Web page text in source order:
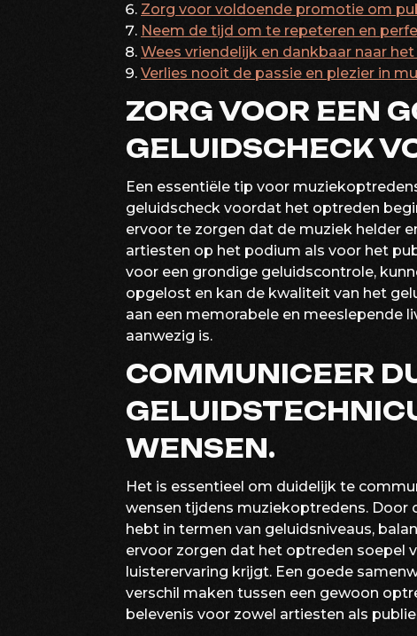
Zorg voor voldoende promotie om
Neem de tijd om te repeteren en
Wees vriendelijk en dankbaar naar
Verlies nooit de passie en plezier in
ZORG VOOR EEN
GELUIDSCHECK
Een essentiële tip voor
geluidscheck voordat het optreden
ervoor te zorgen dat de muziek helder
artiesten op het podium als voor het
voor een grondige geluidscontrole,
opgelost en kan de kwaliteit van het
aan een memorabele en meeslepende
aanwezig is.
COMMUNICEER
WENSEN.
Het is essentieel om duidelijk te
wensen tijdens muziekoptredens. Door
hebt in termen van geluidsniveaus,
ervoor zorgen dat het optreden soepel
luisterervaring krijgt. Een goede
verschil maken tussen een gewoon
belevenis voor zowel artiesten als